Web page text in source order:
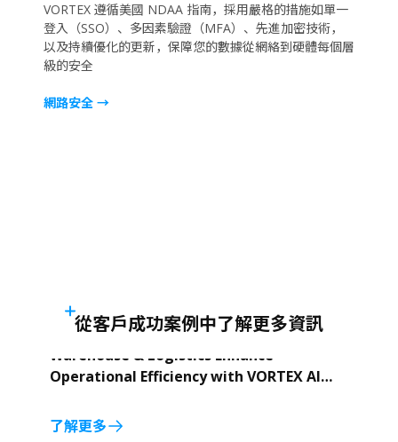
VORTEX 遵循美國 NDAA 指南，採用嚴格的措施如單一
登入（SSO）、多因素驗證（MFA）、先進加密技術，
以及持續優化的更新，保障您的數據從網絡到硬體每個層
級的安全
網路安全 →
從客戶成功案例中了解更多資訊
Warehouse & Logistics Enhance
Operational Efficiency with VORTEX AI
了解更多